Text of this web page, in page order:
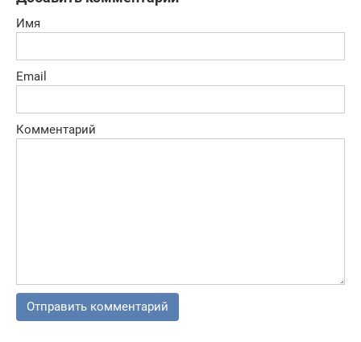
Имя
Email
Комментарий